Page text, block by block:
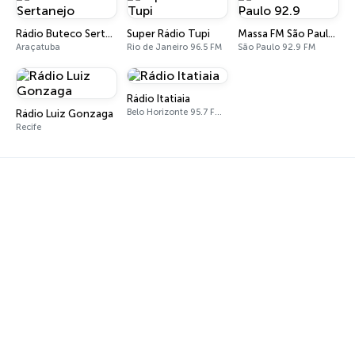
Rádio Buteco Sertanejo
Araçatuba
Super Rádio Tupi
Rio de Janeiro 96.5 FM
Massa FM São Paulo 92.9
São Paulo 92.9 FM
Rádio Luiz Gonzaga
Recife
Rádio Itatiaia
Belo Horizonte 95.7 FM - 610 AM